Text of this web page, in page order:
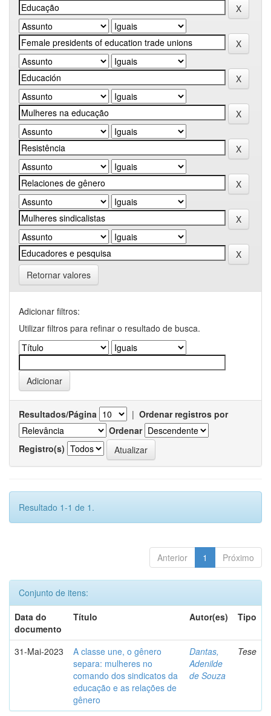
Retornar valores
Adicionar filtros:
Utilizar filtros para refinar o resultado de busca.
Resultados/Página | Ordenar registros por
Ordenar
Registro(s)
Resultado 1-1 de 1.
Anterior 1 Próximo
Conjunto de itens:
Data do
documento
Título Autor(es) Tipo
31-Mai-2023
A classe une, o gênero
separa: mulheres no
comando dos sindicatos da
educação e as relações de
gênero
Dantas,
Adenilde
de Souza
Tese